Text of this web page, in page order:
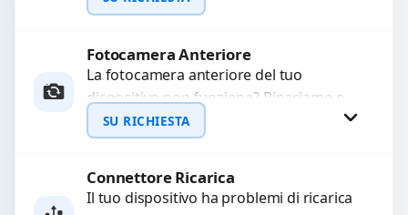
immagini sfocate, messa a fuoco non
Richiedi Preventivo
WhatsApp
Fotocamera Anteriore
La fotocamera anteriore del tuo
dispositivo non funziona? Ripariamo o
sostituiamo fotocamere guaste con
problemi come immagini sfocate, messa
SU RICHIESTA
Richiedi Preventivo
Connettore Ricarica
Il tuo dispositivo ha problemi di ricarica